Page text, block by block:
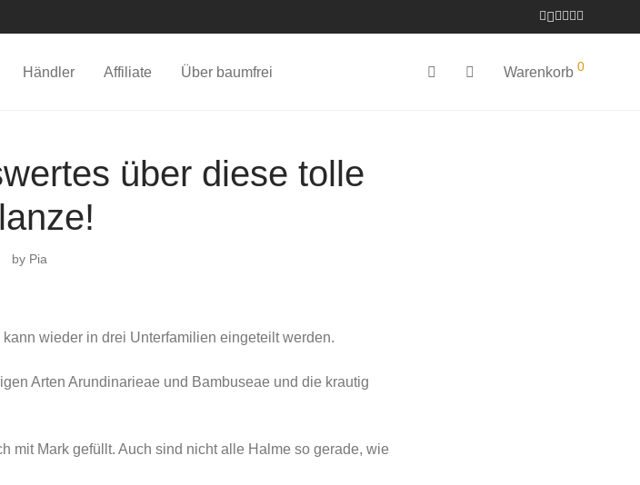
Händler Affiliate Über baumfrei Warenkorb 0
über diese tolle
by Pia
wieder in drei Unterfamilien eingeteilt werden.
Arten Arundinarieae und Bambuseae und die krautig
mit Mark gefüllt. Auch sind nicht alle Halme so gerade, wie